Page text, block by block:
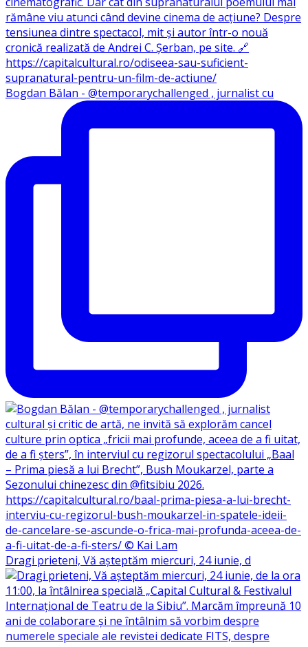
Bogdan Bălan - @temporarychallenged , jurnalist cu
Dragi prieteni, Vă așteptăm miercuri, 24 iunie, d